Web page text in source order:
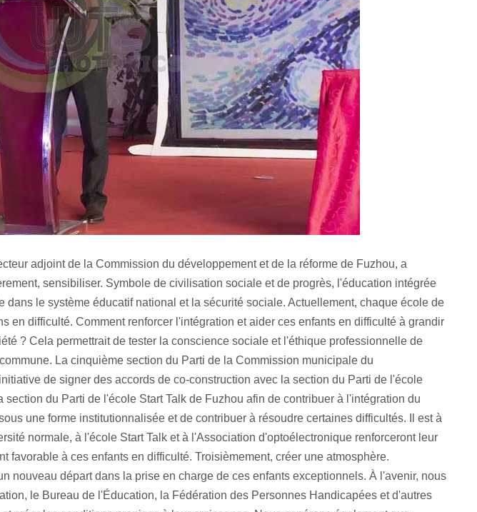
adjoint de la Commission du développement et de la réforme de Fuzhou, a
sensibiliser. Symbole de civilisation sociale et de progrès, l'éducation intégrée
dans le système éducatif national et la sécurité sociale. Actuellement, chaque école de
en difficulté. Comment renforcer l'intégration et aider ces enfants en difficulté à grandir
? Cela permettrait de tester la conscience sociale et l'éthique professionnelle de
La cinquième section du Parti de la Commission municipale du
de signer des accords de co-construction avec la section du Parti de l'école
du Parti de l'école Start Talk de Fuzhou afin de contribuer à l'intégration du
une forme institutionnalisée et de contribuer à résoudre certaines difficultés. Il est à
normale, à l'école Start Talk et à l'Association d'optoélectronique renforceront leur
favorable à ces enfants en difficulté. Troisièmement, créer une atmosphère.
nouveau départ dans la prise en charge de ces enfants exceptionnels. À l'avenir, nous
le Bureau de l'Éducation, la Fédération des Personnes Handicapées et d'autres